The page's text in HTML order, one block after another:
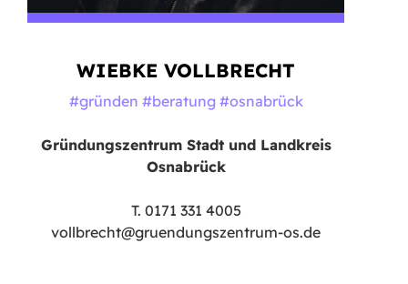
WIEBKE VOLLBRECHT
#gründen #beratung #osnabrück
Gründungszentrum Stadt und Landkreis
Osnabrück
T. 0171 331 4005
vollbrecht@gruendungszentrum-os.de